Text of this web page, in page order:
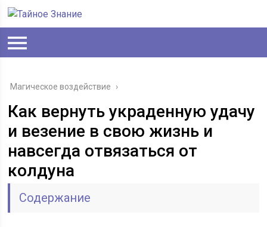
Магическое воздействие ›
Как вернуть украденную удачу
и везение в свою жизнь и
навсегда отвязаться от
колдуна
Содержание